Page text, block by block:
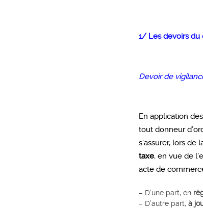
1/ Les devoirs du
Devoir de
En application
tout donneur
s’assurer, lors de
taxe, en vue de
acte de
– D’une part, en
– D’autre part, à